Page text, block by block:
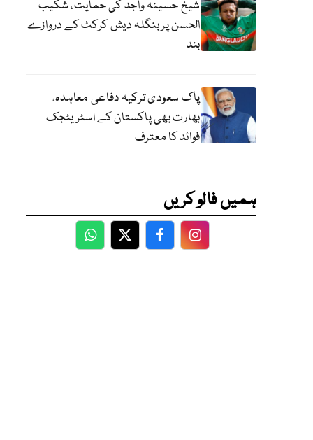
شیخ حسینہ واجد کی حمایت، شکیب
الحسن پر بنگلہ دیش کرکٹ کے دروازے
بند
پاک سعودی ترکیہ دفاعی معاہدہ،
بھارت بھی پاکستان کے اسٹریٹجک
فوائد کا معترف
ہمیں فالو کریں
WhatsApp
TwitterFacebookFacebook